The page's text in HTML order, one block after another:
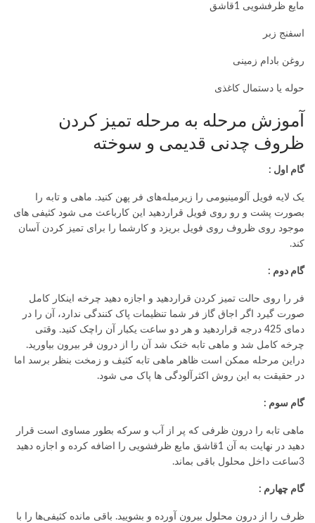
مایع ظرفشویی 1قاشق
اسفنج زبر
روغن بادام زمینی
حوله یا دستمال کاغذی
آموزش مرحله به مرحله تمیز کردن
ظروف چدنی قدیمی و سوخته
گام اول :
یک لایه فویل آلومینیومی را زیرمیله‌های فر پهن کنید. ماهی و تابه را
بصورت پشت و رو روی فویل قراردهید این کارباعث می شود کثیفی های
موجود روی ظروف روی فویل بریزد و کارشما را برای تمیز کردن آسان
کند.
گام دوم :
فر را روی حالت تمیز کردن قراردهید و اجازه دهید چرخه اینکار کامل
صورت گیرد اگر اجاق گاز فر شما تنظیمات پاک کنندگی ندارد، آن را در
دمای 425 درجه قراردهید و هر دو ساعت یکبار آن راچک کنید. وقتی
چرخه کامل شد و ماهی تابه خنک شد آن را از درون فر بیرون بیاورید.
دراین مرحله ممکن است ظاهر ماهی تابه کثیف و زمخت بنظر برسد اما
در حقیقت به این روش اکثرآلودگی ها پاک می شود.
گام سوم :
ماهی تابه را درون ظرفی که پر از آب و سرکه بطور مساوی است قرار
دهید در نهایت به آن 1قاشق مایع ظرفشویی را اضافه کرده و اجازه دهید
3ساعت داخل محلول باقی بماند.
گام چهارم :
ظرف را از درون محلول بیرون آورده و بشویید. باقی مانده کثیفی‌ها را با